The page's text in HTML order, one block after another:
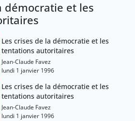
démocratie et les
Les crises de la démocratie et les
tentations autoritaires
Jean-Claude Favez
lundi 1 janvier 1996
Les crises de la démocratie et les
tentations autoritaires
Jean-Claude Favez
lundi 1 janvier 1996